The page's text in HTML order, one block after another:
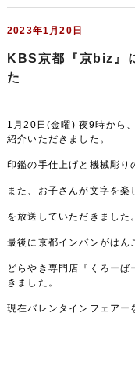
2023年1月20日
KBS京都『京biz』
た
1月20日(金曜) 夜9時から
紹介いただきました。
印鑑の手仕上げと機械彫り
また、お子さんが文字を楽
を放送していただきました。
最後に京都インバンがはん
どらやき専門店『くろー
きました。
現在バレンタインフェアー